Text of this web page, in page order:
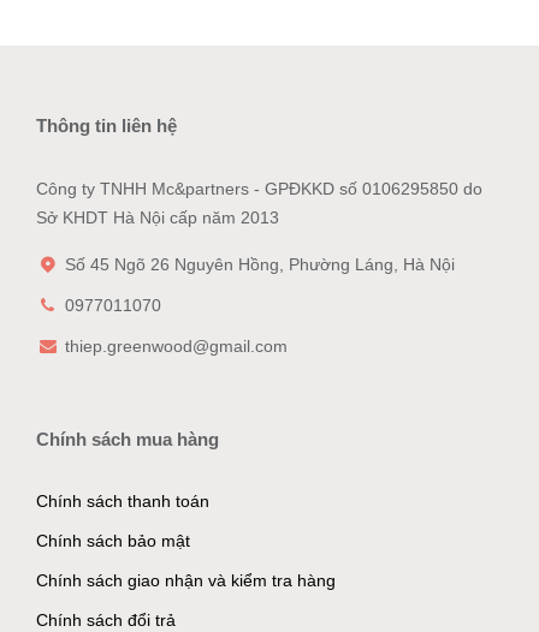
Thông tin liên hệ
Công ty TNHH Mc&partners - GPĐKKD số 0106295850 do
Sở KHDT Hà Nội cấp năm 2013
Số 45 Ngõ 26 Nguyên Hồng, Phường Láng, Hà Nội
0977011070
thiep.greenwood@gmail.com
Chính sách mua hàng
Chính sách thanh toán
Chính sách bảo mật
Chính sách giao nhận và kiểm tra hàng
Chính sách đổi trả